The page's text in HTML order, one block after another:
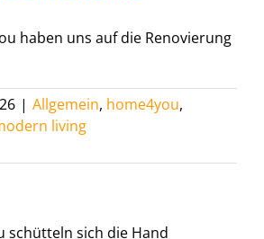
haben uns auf die Renovierung
| Allgemein, home4you,
living